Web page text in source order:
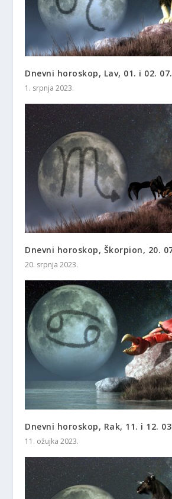
Dnevni horoskop, Lav, 01. i 02.
1. srpnja 2023.
Dnevni horoskop, Škorpion, 20.
20. srpnja 2023.
Dnevni horoskop, Rak, 11. i 12.
11. ožujka 2023.